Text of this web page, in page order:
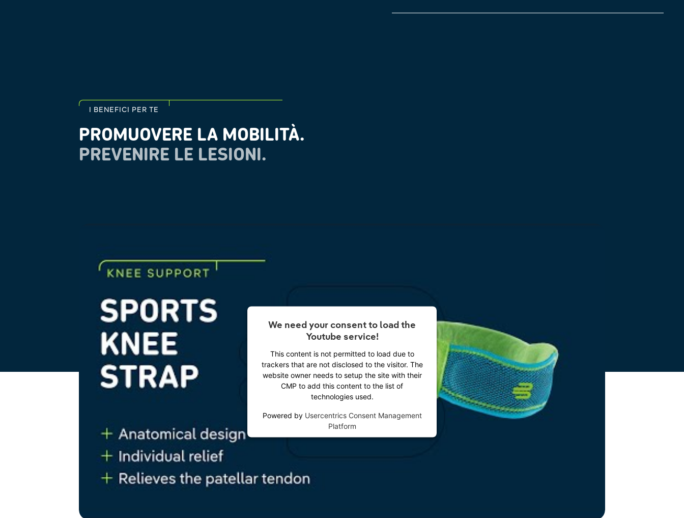
I BENEFICI PER TE
PROMUOVERE LA MOBILITÀ.
PREVENIRE LE LESIONI.
We need your consent to load the
Youtube service!
This content is not permitted to load due to
trackers that are not disclosed to the visitor. The
website owner needs to setup the site with their
CMP to add this content to the list of
technologies used.
Powered by Usercentrics Consent Management
Platform